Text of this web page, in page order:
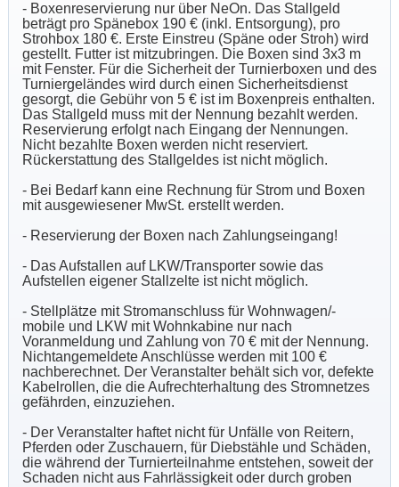
- Boxenreservierung nur über NeOn. Das Stallgeld
beträgt pro Spänebox 190 € (inkl. Entsorgung), pro
Strohbox 180 €. Erste Einstreu (Späne oder Stroh) wird
gestellt. Futter ist mitzubringen. Die Boxen sind 3x3 m
mit Fenster. Für die Sicherheit der Turnierboxen und des
Turniergeländes wird durch einen Sicherheitsdienst
gesorgt, die Gebühr von 5 € ist im Boxenpreis enthalten.
Das Stallgeld muss mit der Nennung bezahlt werden.
Reservierung erfolgt nach Eingang der Nennungen.
Nicht bezahlte Boxen werden nicht reserviert.
Rückerstattung des Stallgeldes ist nicht möglich.
- Bei Bedarf kann eine Rechnung für Strom und Boxen
mit ausgewiesener MwSt. erstellt werden.
- Reservierung der Boxen nach Zahlungseingang!
- Das Aufstallen auf LKW/Transporter sowie das
Aufstellen eigener Stallzelte ist nicht möglich.
- Stellplätze mit Stromanschluss für Wohnwagen/-
mobile und LKW mit Wohnkabine nur nach
Voranmeldung und Zahlung von 70 € mit der Nennung.
Nichtangemeldete Anschlüsse werden mit 100 €
nachberechnet. Der Veranstalter behält sich vor, defekte
Kabelrollen, die die Aufrechterhaltung des Stromnetzes
gefährden, einzuziehen.
- Der Veranstalter haftet nicht für Unfälle von Reitern,
Pferden oder Zuschauern, für Diebstähle und Schäden,
die während der Turnierteilnahme entstehen, soweit der
Schaden nicht aus Fahrlässigkeit oder durch groben